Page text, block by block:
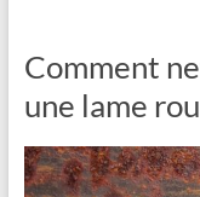
Comment
une lame